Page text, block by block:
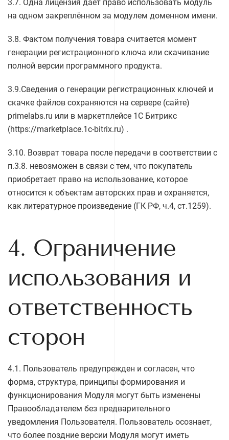
3.7. Одна лицензия даёт право использовать модуль
на одном закреплённом за модулем доменном имени.
3.8. Фактом получения товара считается момент
генерации регистрационного ключа или скачивание
полной версии программного продукта.
3.9.Сведения о генерации регистрационных ключей и
скачке файлов сохраняются на сервере (сайте)
primelabs.ru или в маркетплейсе 1С Битрикс
(https://marketplace.1c-bitrix.ru) .
3.10. Возврат товара после передачи в соответствии с
п.3.8. невозможен в связи с тем, что покупатель
приобретает право на использование, которое
относится к объектам авторских прав и охраняется,
как литературное произведение (ГК РФ, ч.4, ст.1259).
4. Ограничение
использования и
ответственность
сторон
4.1. Пользователь предупрежден и согласен, что
форма, структура, принципы формирования и
функционирования Модуля могут быть изменены
Правообладателем без предварительного
уведомления Пользователя. Пользователь осознает,
что более поздние версии Модуля могут иметь